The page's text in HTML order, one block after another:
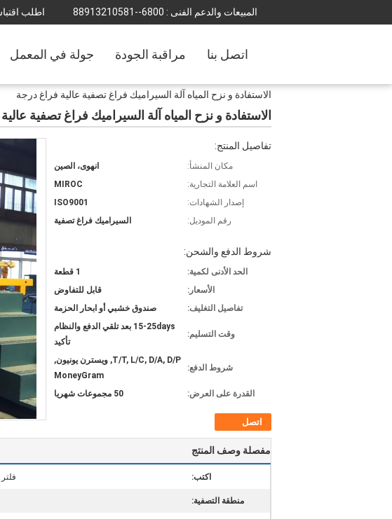
المبيعات والدعم الفنى : 0086--18501231988 اطلب
جولة في المعمل مراقبة الجودة اتصل بنا
الاستفادة و نزح المياه آلة السيراميك فراغ تصفية عالية فراغ درجة
الاستفادة و نزح المياه آلة السيراميك فراغ تصفية
تفاصيل المنتج:
مكان المنشأ:
انهوى، الصين
اسم العلامة التجارية:
MIROC
إصدار الشهادات:
ISO9001
رقم الموديل:
السيراميك فراغ تصفية
شروط الدفع والشحن:
الحد الأدنى لكمية:
1 قطعة
الأسعار:
قابل للتفاوض
تفاصيل التغليف:
صندوق خشبي أو ابحار الحزمة
وقت التسليم:
15-25days بعد تلقي الدفع والنظام
تأكيد
شروط الدفع:
T/T, L/C, D/A, D/P, ويسترن يونيون,
MoneyGram
القدرة على العرض:
50 مجموعات شهريا
اتصل
مفصلة وصف المنتج
اكتب:
منطقة التصفية: